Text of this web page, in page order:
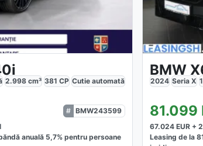
2.998 cm³ 381 CP Cutie automată
BMW243599
anuală 5,7% pentru persoane
BMW
2024 Seria X
81.099
67.024 EUR +
Leasing de la